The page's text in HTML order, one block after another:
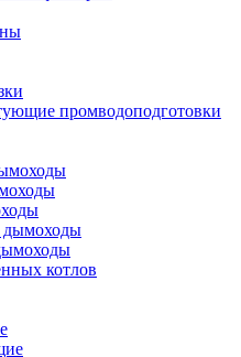
промводоподготовки
дымоходы
котлов